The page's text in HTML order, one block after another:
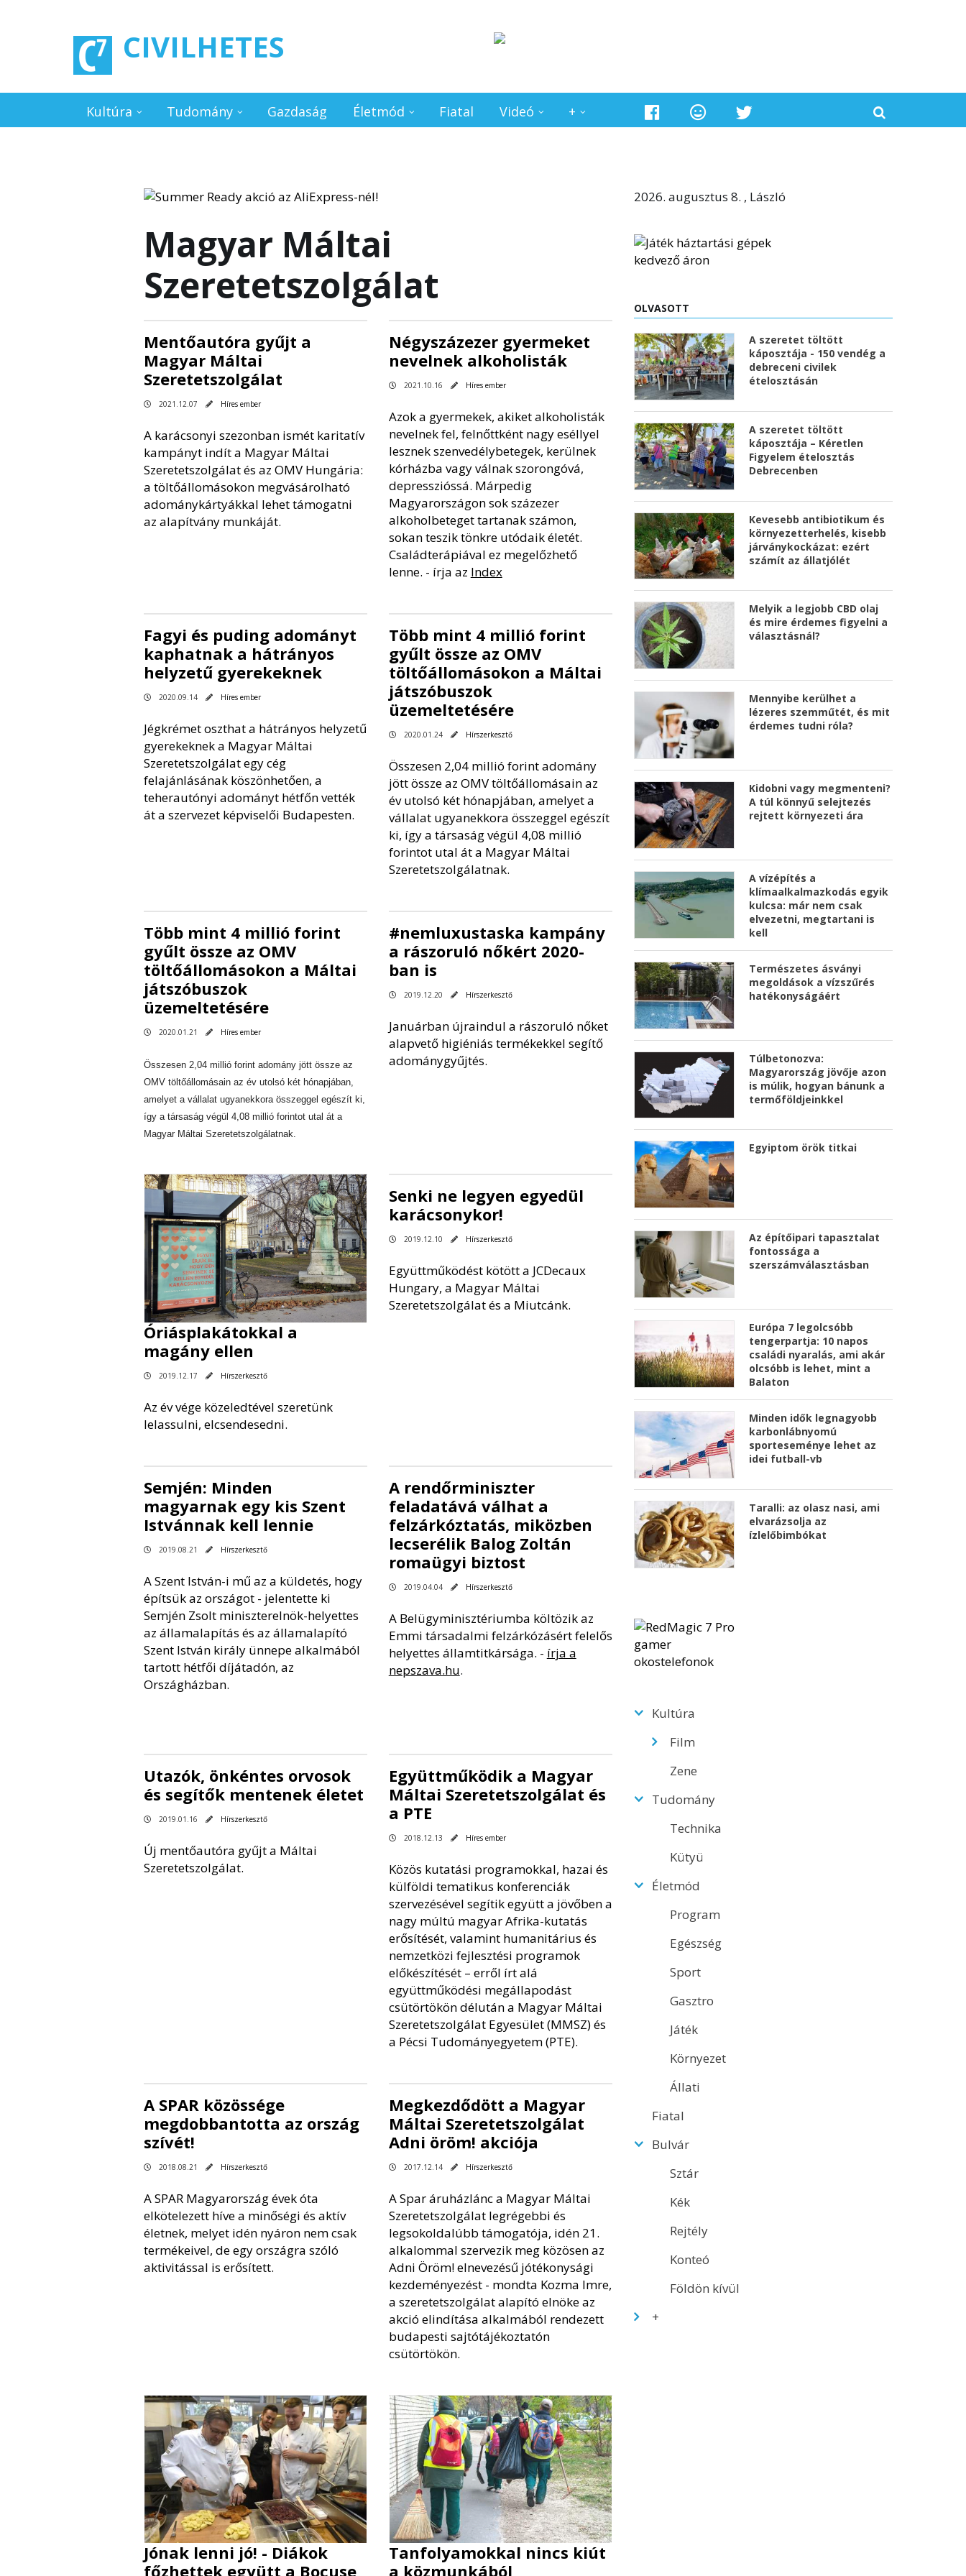
CIVILHETES
Kultúra Tudomány Gazdaság Életmód Fiatal Videó +
Magyar Máltai
Szeretetszolgálat
Mentőautóra gyűjt a
Magyar Máltai
Szeretetszolgálat
2021.12.07 Híres ember
A karácsonyi szezonban ismét karitatív
kampányt indít a Magyar Máltai
Szeretetszolgálat és az OMV Hungária:
a töltőállomásokon megvásárolható
adománykártyákkal lehet támogatni
az alapítvány munkáját.
Négyszázezer gyermeket
nevelnek alkoholisták
2021.10.16 Híres ember
Azok a gyermekek, akiket alkoholisták
nevelnek fel, felnőttként nagy eséllyel
lesznek szenvedélybetegek, kerülnek
kórházba vagy válnak szorongóvá,
depresszióssá. Márpedig
Magyarországon sok százezer
alkoholbeteget tartanak számon,
sokan teszik tönkre utódaik életét.
Családterápiával ez megelőzhető
lenne. - írja az Index
Fagyi és puding adományt
kaphatnak a hátrányos
helyzetű gyerekeknek
2020.09.14 Híres ember
Jégkrémet oszthat a hátrányos helyzetű
gyerekeknek a Magyar Máltai
Szeretetszolgálat egy cég
felajánlásának köszönhetően, a
teherautónyi adományt hétfőn vették
át a szervezet képviselői Budapesten.
Több mint 4 millió forint
gyűlt össze az OMV
töltőállomásokon a Máltai
játszóbuszok
üzemeltetésére
2020.01.24 Hírszerkesztő
Összesen 2,04 millió forint adomány
jött össze az OMV töltőállomásain az
év utolsó két hónapjában, amelyet a
vállalat ugyanekkora összeggel egészít
ki, így a társaság végül 4,08 millió
forintot utal át a Magyar Máltai
Szeretetszolgálatnak.
Több mint 4 millió forint
gyűlt össze az OMV
töltőállomásokon a Máltai
játszóbuszok
üzemeltetésére
2020.01.21 Híres ember
Összesen 2,04 millió forint adomány jött össze az
OMV töltőállomásain az év utolsó két hónapjában,
amelyet a vállalat ugyanekkora összeggel egészít ki,
így a társaság végül 4,08 millió forintot utal át a
Magyar Máltai Szeretetszolgálatnak.
#nemluxustaska kampány
a rászoruló nőkért 2020-
ban is
2019.12.20 Hírszerkesztő
Januárban újraindul a rászoruló nőket
alapvető higiéniás termékekkel segítő
adománygyűjtés.
Óriásplakátokkal a
magány ellen
2019.12.17 Hírszerkesztő
Az év vége közeledtével szeretünk
lelassulni, elcsendesedni.
Senki ne legyen egyedül
karácsonykor!
2019.12.10 Hírszerkesztő
Együttműködést kötött a JCDecaux
Hungary, a Magyar Máltai
Szeretetszolgálat és a Miutcánk.
Semjén: Minden
magyarnak egy kis Szent
Istvánnak kell lennie
2019.08.21 Hírszerkesztő
A Szent István-i mű az a küldetés, hogy
építsük az országot - jelentette ki
Semjén Zsolt miniszterelnök-helyettes
az államalapítás és az államalapító
Szent István király ünnepe alkalmából
tartott hétfői díjátadón, az
Országházban.
A rendőrminiszter
feladatává válhat a
felzárkóztatás, miközben
lecserélik Balog Zoltán
romaügyi biztost
2019.04.04 Hírszerkesztő
A Belügyminisztériumba költözik az
Emmi társadalmi felzárkózásért felelős
helyettes államtitkársága. - írja a
nepszava.hu.
Utazók, önkéntes orvosok
és segítők mentenek életet
2019.01.16 Hírszerkesztő
Új mentőautóra gyűjt a Máltai
Szeretetszolgálat.
Együttműködik a Magyar
Máltai Szeretetszolgálat és
a PTE
2018.12.13 Híres ember
Közös kutatási programokkal, hazai és
külföldi tematikus konferenciák
szervezésével segítik együtt a jövőben a
nagy múltú magyar Afrika-kutatás
erősítését, valamint humanitárius és
nemzetközi fejlesztési programok
előkészítését – erről írt alá
együttműködési megállapodást
csütörtökön délután a Magyar Máltai
Szeretetszolgálat Egyesület (MMSZ) és
a Pécsi Tudományegyetem (PTE).
A SPAR közössége
megdobbantotta az ország
szívét!
2018.08.21 Hírszerkesztő
A SPAR Magyarország évek óta
elkötelezett híve a minőségi és aktív
életnek, melyet idén nyáron nem csak
termékeivel, de egy országra szóló
aktivitással is erősített.
Megkezdődött a Magyar
Máltai Szeretetszolgálat
Adni öröm! akciója
2017.12.14 Hírszerkesztő
A Spar áruházlánc a Magyar Máltai
Szeretetszolgálat legrégebbi és
legsokoldalúbb támogatója, idén 21.
alkalommal szervezik meg közösen az
Adni Öröm! elnevezésű jótékonysági
kezdeményezést - mondta Kozma Imre,
a szeretetszolgálat alapító elnöke az
akció elindítása alkalmából rendezett
budapesti sajtótájékoztatón
csütörtökön.
Jónak lenni jó! - Diákok
főzhettek együtt a Bocuse
Tanfolyamokkal nincs kiút
a közmunkából
2026. augusztus 8. , László
OLVASOTT
A szeretet töltött
káposztája - 150 vendég a
debreceni civilek
ételosztásán
A szeretet töltött
káposztája – Kéretlen
Figyelem ételosztás
Debrecenben
Kevesebb antibiotikum és
környezetterhelés, kisebb
járványkockázat: ezért
számít az állatjólét
Melyik a legjobb CBD olaj
és mire érdemes figyelni a
választásnál?
Mennyibe kerülhet a
lézeres szemműtét, és mit
érdemes tudni róla?
Kidobni vagy megmenteni?
A túl könnyű selejtezés
rejtett környezeti ára
A vízépítés a
klímaalkalmazkodás egyik
kulcsa: már nem csak
elvezetni, megtartani is
kell
Természetes ásványi
megoldások a vízszűrés
hatékonyságáért
Túlbetonozva:
Magyarország jövője azon
is múlik, hogyan bánunk a
termőföldjeinkkel
Egyiptom örök titkai
Az építőipari tapasztalat
fontossága a
szerszámválasztásban
Európa 7 legolcsóbb
tengerpartja: 10 napos
családi nyaralás, ami akár
olcsóbb is lehet, mint a
Balaton
Minden idők legnagyobb
karbonlábnyomú
sporteseménye lehet az
idei futball-vb
Taralli: az olasz nasi, ami
elvarázsolja az
ízlelőbimbókat
Kultúra
Film
Zene
Tudomány
Technika
Kütyü
Életmód
Program
Egészség
Sport
Gasztro
Játék
Környezet
Állati
Fiatal
Bulvár
Sztár
Kék
Rejtély
Konteó
Földön kívül
+